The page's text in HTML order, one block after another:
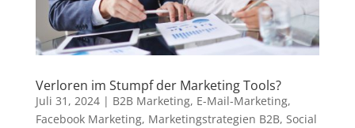
Verloren im Stumpf der Marketing Tools?
Juli 31, 2024| B2B Marketing, E-Mail-Marketing,
Facebook Marketing, Marketingstrategien B2B, Social